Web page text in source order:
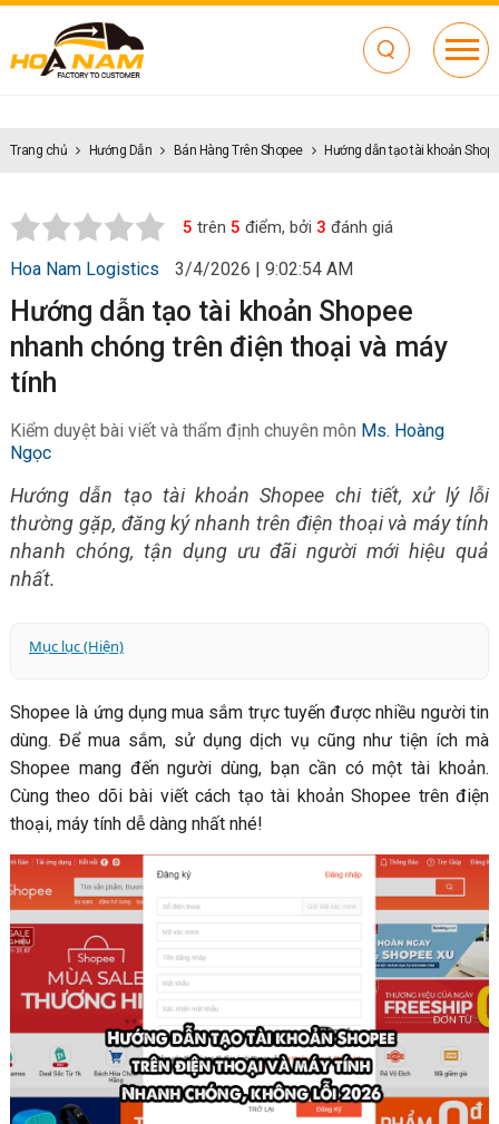
Trang chủ Hướng Dẫn Bán Hàng Trên Shopee Hướng dẫn tạo tài khoản
5 trên 5 điểm, bởi 3 đánh giá
Hoa Nam Logistics 3/4/2026 | 9:02:54 AM
Hướng dẫn tạo tài khoản Shopee
nhanh chóng trên điện thoại và máy
tính
Kiểm duyệt bài viết và thẩm định chuyên môn Ms. Hoàng
Ngọc
Hướng dẫn tạo tài khoản Shopee chi tiết, xử lý lỗi
thường gặp, đăng ký nhanh trên điện thoại và máy tính
nhanh chóng, tận dụng ưu đãi người mới hiệu quả
nhất.
Mục lục (Hiện)
1.1. Trải nghiệm mua sắm thông minh, cá nhân hóa
theo hành vi
1.2. Hưởng trọn ưu đãi độc quyền dành riêng cho người
mới
1.3. Dễ dàng tham gia các chương trình siêu sale lớn
1.4. Mua sắm an toàn với chính sách bảo vệ người
dùng
1.5. Nền tảng để bắt đầu kinh doanh trên Shopee
2. Hướng dẫn tạo tài khoản Shopee trên điện thoại
3. Hướng dẫn tạo tài khoản Shopee trên máy tính
4. Những lỗi thường gặp khi tạo tài khoản trên Shopee &
cách xử lý
4.1. Không nhận được mã xác thực (OTP)
4.2. Số điện thoại đã được sử dụng để tạo tài khoản
Shopee là ứng dụng mua sắm trực tuyến được nhiều người tin
dùng. Để mua sắm, sử dụng dịch vụ cũng như tiện ích mà
Shopee mang đến người dùng, bạn cần có một tài khoản.
Cùng theo dõi bài viết cách tạo tài khoản Shopee trên điện
thoại, máy tính dễ dàng nhất nhé!